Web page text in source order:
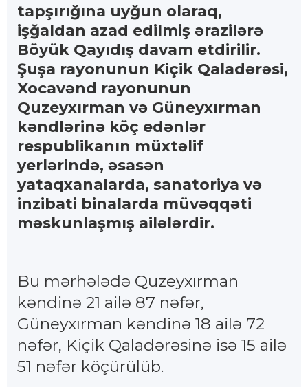
tapşırığına uyğun olaraq,
işğaldan azad edilmiş ərazilərə
Böyük Qayıdış davam etdirilir.
Şuşa rayonunun Kiçik Qaladərəsi,
Xocavənd rayonunun
Quzeyxırman və Güneyxırman
kəndlərinə köç edənlər
respublikanın müxtəlif
yerlərində, əsasən
yataqxanalarda, sanatoriya və
inzibati binalarda müvəqqəti
məskunlaşmış ailələrdir.
Bu mərhələdə Quzeyxırman
kəndinə 21 ailə 87 nəfər,
Güneyxırman kəndinə 18 ailə 72
nəfər, Kiçik Qaladərəsinə isə 15 ailə
51 nəfər köçürülüb.